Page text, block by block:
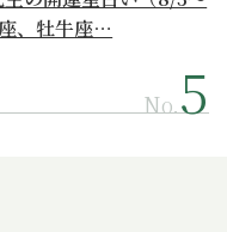
、牡牛座…
No.